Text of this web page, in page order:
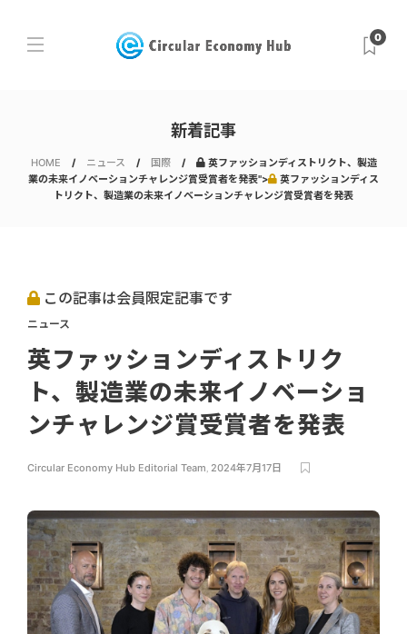
0
新着記事
HOME ニュース 国際
英ファッションディストリクト、製造
業の未来イノベーションチャレンジ賞受賞者を発表">
英ファッションディス
トリクト、製造業の未来イノベーションチャレンジ賞受賞者を発表
この記事は会員限定記事です
ニュース
英ファッションディストリク
ト、製造業の未来イノベーショ
ンチャレンジ賞受賞者を発表
Circular Economy Hub Editorial Team, 2024年7月17日